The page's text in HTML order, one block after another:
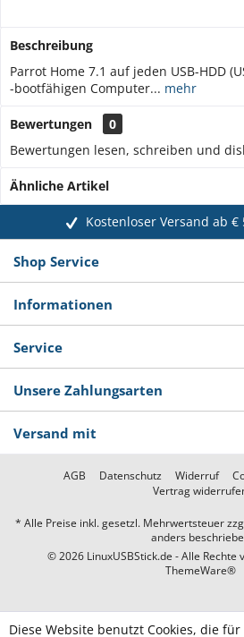
Beschreibung
Parrot Home 7.1 auf jeden USB-HDD
-bootfähigen Computer... mehr
Bewertungen
0
Bewertungen lesen, schreiben und
Ähnliche Artikel
Kostenloser Versand ab
Shop Service
Informationen
Service
Unsere Zahlungsarten
Versand mit
AGB Datenschutz Widerruf
Vertrag
* Alle Preise inkl. gesetzl. Mehrwertsteuer
anders
© 2026 LinuxUSBStick.de - Alle Rechte
ThemeWare®
Diese Website benutzt Cookies, die